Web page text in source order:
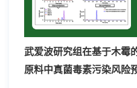
武爱波研究组在基于木霉
原料中真菌毒素污染风险